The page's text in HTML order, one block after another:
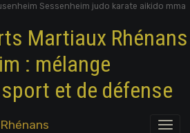
Sessenheim judo karate aikido mma
Martiaux Rhénans
: mélange
et de défense